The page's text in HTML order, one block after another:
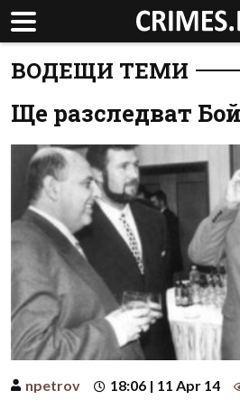
ВОДЕЩИ ТЕМИ
Ще разследват
npetrov 18:06 | 11 Apr 14